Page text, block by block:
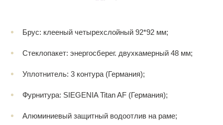
Брус: клееный четырехслойный 92*92 мм;
Стеклопакет: энергосберег. двухкамерный 48 мм;
Уплотнитель: 3 контура (Германия);
Фурнитура: SIEGENIA Titan AF (Германия);
Алюминиевый защитный водоотлив на раме;